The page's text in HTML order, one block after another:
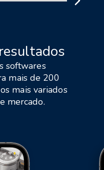
softwares
mais de 200
mais variados
mercado.